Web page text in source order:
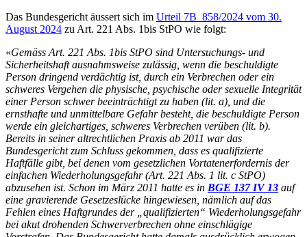
Das Bundesgericht äussert sich im Urteil 7B_858/2024 vom 30.
August 2024 zu Art. 221 Abs. 1bis StPO wie folgt:
«Gemäss Art. 221 Abs. 1bis StPO sind Untersuchungs- und
Sicherheitshaft ausnahmsweise zulässig, wenn die beschuldigte
Person dringend verdächtig ist, durch ein Verbrechen oder ein
schweres Vergehen die physische, psychische oder sexuelle Integrität
einer Person schwer beeinträchtigt zu haben (lit. a), und die
ernsthafte und unmittelbare Gefahr besteht, die beschuldigte Person
werde ein gleichartiges, schweres Verbrechen verüben (lit. b).
Bereits in seiner altrechtlichen Praxis ab 2011 war das
Bundesgericht zum Schluss gekommen, dass es qualifizierte
Haftfälle gibt, bei denen vom gesetzlichen Vortatenerfordernis der
einfachen Wiederholungsgefahr (Art. 221 Abs. 1 lit. c StPO)
abzusehen ist. Schon im März 2011 hatte es in BGE 137 IV 13 auf
eine gravierende Gesetzeslücke hingewiesen, nämlich auf das
Fehlen eines Haftgrundes der „qualifizierten“ Wiederholungsgefahr
bei akut drohenden Schwerverbrechen ohne einschlägige